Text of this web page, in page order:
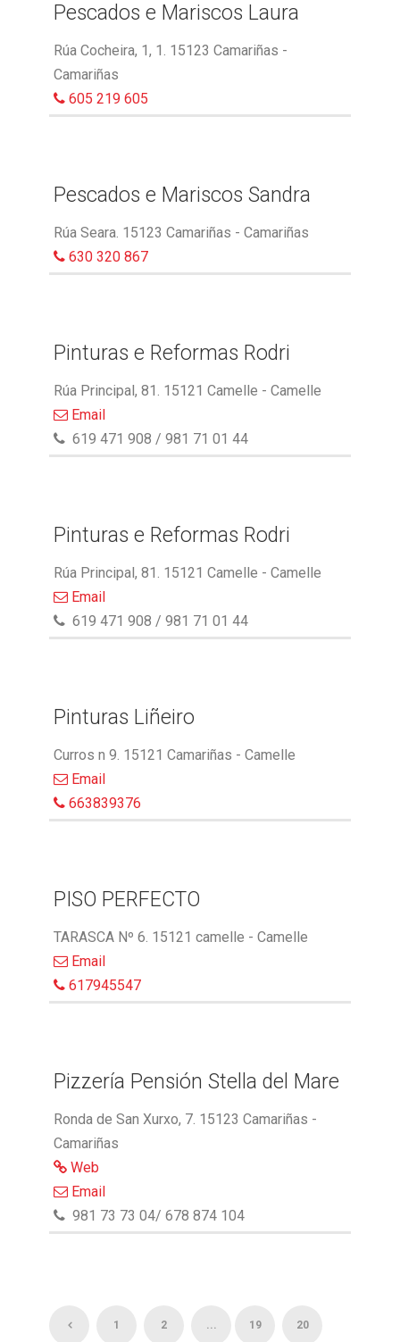
Pescados e Mariscos Laura
Rúa Cocheira, 1, 1. 15123 Camariñas -
Camariñas
605 219 605
Pescados e Mariscos Sandra
Rúa Seara. 15123 Camariñas - Camariñas
630 320 867
Pinturas e Reformas Rodri
Rúa Principal, 81. 15121 Camelle - Camelle
Email
619 471 908 / 981 71 01 44
Pinturas e Reformas Rodri
Rúa Principal, 81. 15121 Camelle - Camelle
Email
619 471 908 / 981 71 01 44
Pinturas Liñeiro
Curros n 9. 15121 Camariñas - Camelle
Email
663839376
PISO PERFECTO
TARASCA Nº 6. 15121 camelle - Camelle
Email
617945547
Pizzería Pensión Stella del Mare
Ronda de San Xurxo, 7. 15123 Camariñas -
Camariñas
Web
Email
981 73 73 04/ 678 874 104
1 2 ... 19 20